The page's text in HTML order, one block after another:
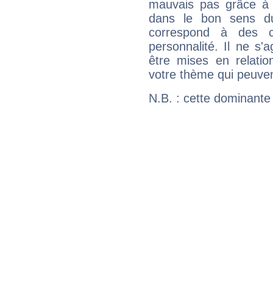
mauvais pas grâce
dans le bon sens
correspond à des
personnalité. Il ne
être mises en
votre thème qui
N.B. : cette